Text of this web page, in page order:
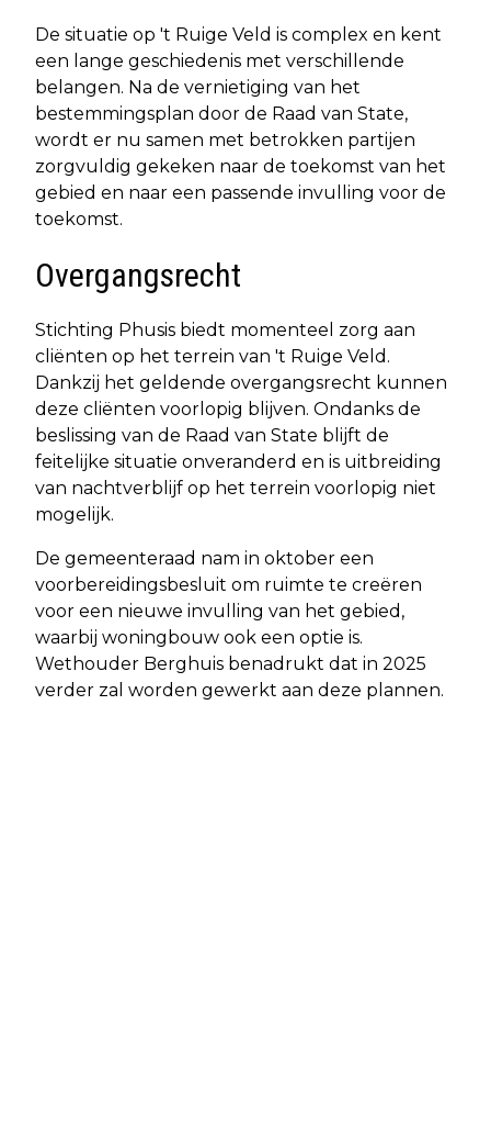
De situatie op 't Ruige Veld is complex en kent
een lange geschiedenis met verschillende
belangen. Na de vernietiging van het
bestemmingsplan door de Raad van State,
wordt er nu samen met betrokken partijen
zorgvuldig gekeken naar de toekomst van het
gebied en naar een passende invulling voor de
toekomst.
Overgangsrecht
Stichting Phusis biedt momenteel zorg aan
cliënten op het terrein van 't Ruige Veld.
Dankzij het geldende overgangsrecht kunnen
deze cliënten voorlopig blijven. Ondanks de
beslissing van de Raad van State blijft de
feitelijke situatie onveranderd en is uitbreiding
van nachtverblijf op het terrein voorlopig niet
mogelijk.
De gemeenteraad nam in oktober een
voorbereidingsbesluit om ruimte te creëren
voor een nieuwe invulling van het gebied,
waarbij woningbouw ook een optie is.
Wethouder Berghuis benadrukt dat in 2025
verder zal worden gewerkt aan deze plannen.